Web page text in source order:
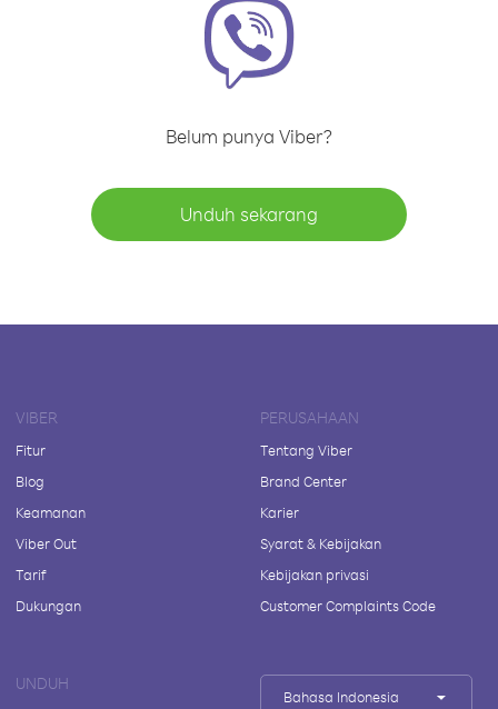
Belum punya Viber?
Unduh sekarang
VIBER
Fitur
Blog
Keamanan
Viber Out
Tarif
Dukungan
PERUSAHAAN
Tentang Viber
Brand Center
Karier
Syarat & Kebijakan
Kebijakan privasi
Customer Complaints Code
UNDUH
Bahasa Indonesia